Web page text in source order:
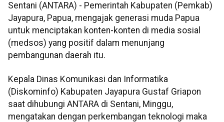
Sentani (ANTARA) - Pemerintah Kabupaten (Pemkab)
Jayapura, Papua, mengajak generasi muda Papua
untuk menciptakan konten-konten di media sosial
(medsos) yang positif dalam menunjang
pembangunan daerah itu.
Kepala Dinas Komunikasi dan Informatika
(Diskominfo) Kabupaten Jayapura Gustaf Griapon
saat dihubungi ANTARA di Sentani, Minggu,
mengatakan dengan perkembangan teknologi maka